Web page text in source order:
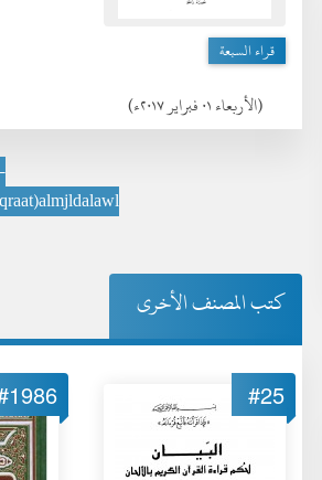
(الأربعاء ٠١ فبراير ٢٠١٧ء)
قراء السبعة
كتب المصنف الأخرى
#25